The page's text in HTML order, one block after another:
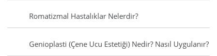
Romatizmal Hastalıklar Nelerdir?
Genioplasti (Çene Ucu Estetiği) Nedir? Nasıl Uygulanır?